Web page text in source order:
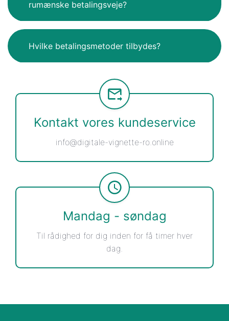
rumænske betalingsveje?
Hvilke betalingsmetoder tilbydes?
Kontakt vores kundeservice
info@digitale-vignette-ro.online
Mandag - søndag
Til rådighed for dig inden for få timer hver
dag.